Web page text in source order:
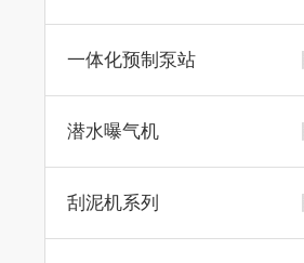
一体化预制泵站
潜水曝气机
刮泥机系列